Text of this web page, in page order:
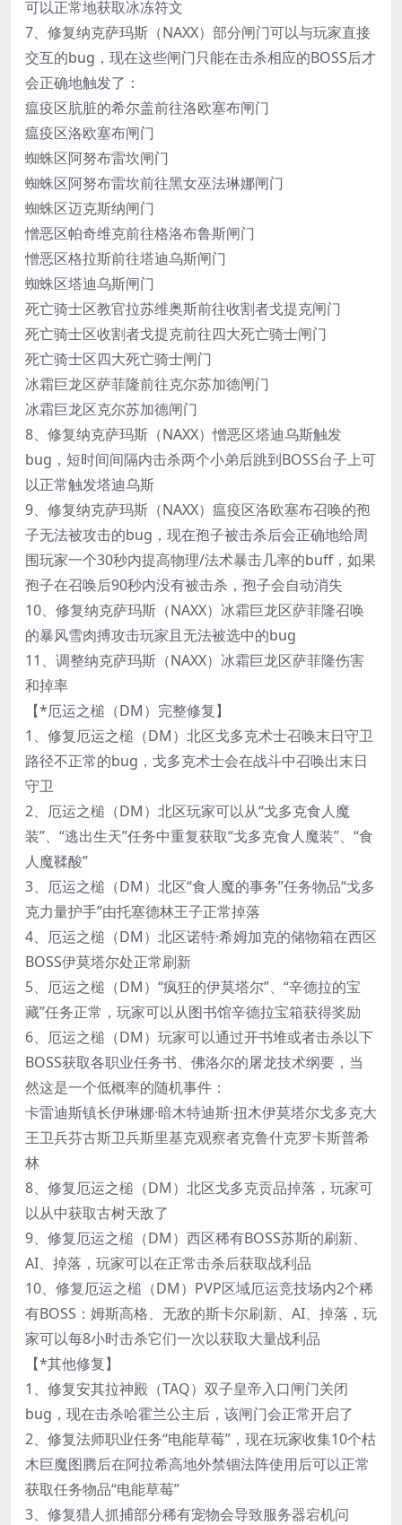
可以正常地获取冰冻符文
7、修复纳克萨玛斯（NAXX）部分闸门可以与玩家直接
交互的bug，现在这些闸门只能在击杀相应的BOSS后才
会正确地触发了：
瘟疫区肮脏的希尔盖前往洛欧塞布闸门
瘟疫区洛欧塞布闸门
蜘蛛区阿努布雷坎闸门
蜘蛛区阿努布雷坎前往黑女巫法琳娜闸门
蜘蛛区迈克斯纳闸门
憎恶区帕奇维克前往格洛布鲁斯闸门
憎恶区格拉斯前往塔迪乌斯闸门
蜘蛛区塔迪乌斯闸门
死亡骑士区教官拉苏维奥斯前往收割者戈提克闸门
死亡骑士区收割者戈提克前往四大死亡骑士闸门
死亡骑士区四大死亡骑士闸门
冰霜巨龙区萨菲隆前往克尔苏加德闸门
冰霜巨龙区克尔苏加德闸门
8、修复纳克萨玛斯（NAXX）憎恶区塔迪乌斯触发
bug，短时间间隔内击杀两个小弟后跳到BOSS台子上可
以正常触发塔迪乌斯
9、修复纳克萨玛斯（NAXX）瘟疫区洛欧塞布召唤的孢
子无法被攻击的bug，现在孢子被击杀后会正确地给周
围玩家一个30秒内提高物理/法术暴击几率的buff，如果
孢子在召唤后90秒内没有被击杀，孢子会自动消失
10、修复纳克萨玛斯（NAXX）冰霜巨龙区萨菲隆召唤
的暴风雪肉搏攻击玩家且无法被选中的bug
11、调整纳克萨玛斯（NAXX）冰霜巨龙区萨菲隆伤害
和掉率
【*厄运之槌（DM）完整修复】
1、修复厄运之槌（DM）北区戈多克术士召唤末日守卫
路径不正常的bug，戈多克术士会在战斗中召唤出末日
守卫
2、厄运之槌（DM）北区玩家可以从“戈多克食人魔
装”、“逃出生天”任务中重复获取“戈多克食人魔装”、“食
人魔鞣酸”
3、厄运之槌（DM）北区“食人魔的事务”任务物品“戈多
克力量护手”由托塞德林王子正常掉落
4、厄运之槌（DM）北区诺特·希姆加克的储物箱在西区
BOSS伊莫塔尔处正常刷新
5、厄运之槌（DM）“疯狂的伊莫塔尔”、“辛德拉的宝
藏”任务正常，玩家可以从图书馆辛德拉宝箱获得奖励
6、厄运之槌（DM）玩家可以通过开书堆或者击杀以下
BOSS获取各职业任务书、佛洛尔的屠龙技术纲要，当
然这是一个低概率的随机事件：
卡雷迪斯镇长伊琳娜·暗木特迪斯·扭木伊莫塔尔戈多克大
王卫兵芬古斯卫兵斯里基克观察者克鲁什克罗卡斯普希
林
8、修复厄运之槌（DM）北区戈多克贡品掉落，玩家可
以从中获取古树天敌了
9、修复厄运之槌（DM）西区稀有BOSS苏斯的刷新、
AI、掉落，玩家可以在正常击杀后获取战利品
10、修复厄运之槌（DM）PVP区域厄运竞技场内2个稀
有BOSS：姆斯高格、无敌的斯卡尔刷新、AI、掉落，玩
家可以每8小时击杀它们一次以获取大量战利品
【*其他修复】
1、修复安其拉神殿（TAQ）双子皇帝入口闸门关闭
bug，现在击杀哈霍兰公主后，该闸门会正常开启了
2、修复法师职业任务“电能草莓”，现在玩家收集10个枯
木巨魔图腾后在阿拉希高地外禁锢法阵使用后可以正常
获取任务物品“电能草莓”
3、修复猎人抓捕部分稀有宠物会导致服务器宕机问